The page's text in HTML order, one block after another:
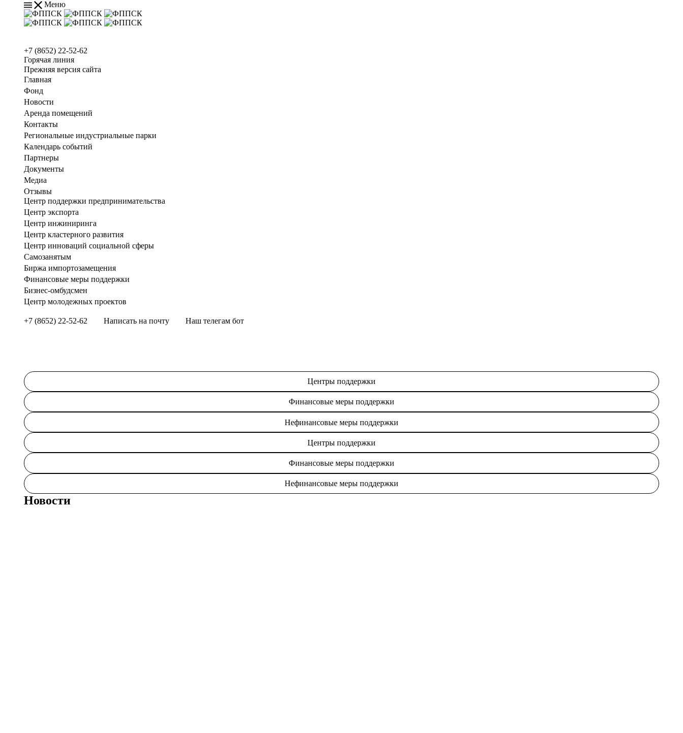
Меню
+7 (8652) 22-52-62
Горячая линия
Прежняя версия сайта
Главная
Фонд
Новости
Аренда помещений
Контакты
Региональные индустриальные парки
Календарь событий
Партнеры
Документы
Медиа
Отзывы
Центр поддержки предпринимательства
Центр экспорта
Центр инжиниринга
Центр кластерного развития
Центр инноваций социальной сферы
Cамозанятым
Биржа импортозамещения
Финансовые меры поддержки
Бизнес-омбудсмен
Центр молодежных проектов
+7 (8652) 22-52-62 Написать на почту Наш телегам бот
Центры поддержки
Финансовые меры поддержки
Нефинансовые меры поддержки
Центры поддержки
Финансовые меры поддержки
Нефинансовые меры поддержки
Новости